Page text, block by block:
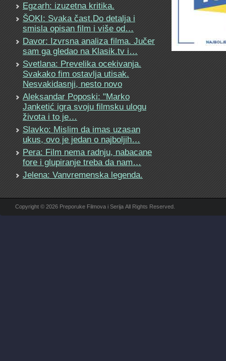
Egzarh: izuzetna kritika.
ŠOKI: Svaka čast.Do detalja i
smisla opisan film i više od…
Davor: Izvrsna analiza filma. Jučer
sam ga gledao na Klasik.tv i…
Svetlana: Prevelika ocekivanja.
Svakako fim ostavlja utisak.
Nesvakidasnji, nesto novo
Aleksandar Poposki: "Marko
Janketić igra svoju filmsku ulogu
života i to je…
Slavko: Mislim da imas uzasan
ukus, ovo je jedan o najboljih…
Pera: Film nema radnju, nabacane
fore i glupiranje treba da nam…
Jelena: Vanvremenska legenda.
Copyright © 2026 Preporuke Filmova i Serija All Rights Reserved.